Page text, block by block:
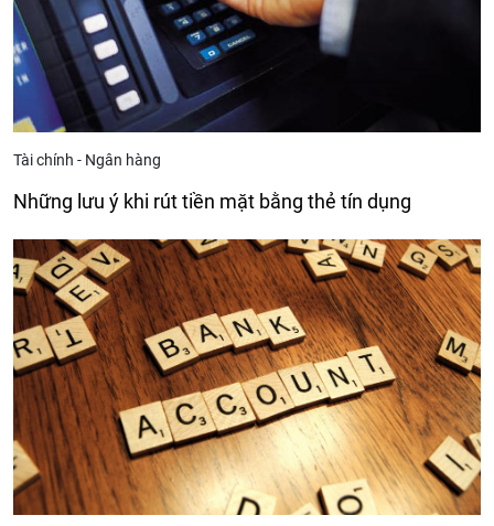
Tài chính - Ngân hàng
Những lưu ý khi rút tiền mặt bằng thẻ tín dụng